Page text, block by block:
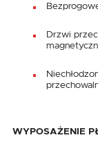
Drzwi
WYPOSAŻENIE